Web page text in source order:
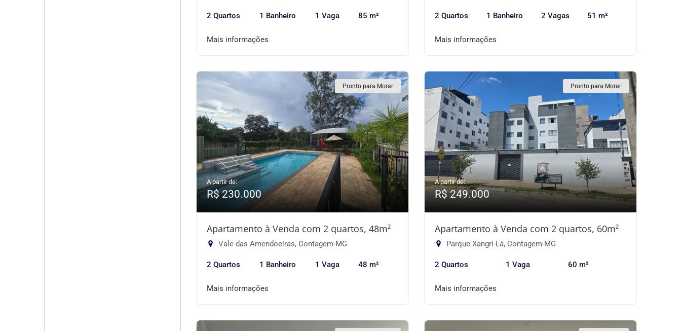
2 Quartos 1 Banheiro 1 Vaga 85 m²
Mais informações
2 Quartos 1 Banheiro 2 Vagas 51 m²
Mais informações
Pronto para Morar
A partir de:
R$ 230.000
Apartamento à Venda com 2 quartos, 48m²
Vale das Amendoeiras, Contagem-MG
2 Quartos 1 Banheiro 1 Vaga 48 m²
Mais informações
Pronto para Morar
A partir de:
R$ 249.000
Apartamento à Venda com 2 quartos, 60m²
Parque Xangri-Lá, Contagem-MG
2 Quartos 1 Vaga 60 m²
Mais informações